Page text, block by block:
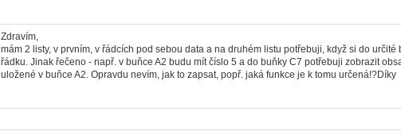
Zdravím,
mám 2 listy, v prvním, v řádcích pod sebou data a na druhém listu potřebuji, když si do
řádku. Jinak řečeno - např. v buňce A2 budu mít číslo 5 a do buňky C7 potřebuji zobrazit
uložené v buňce A2. Opravdu nevím, jak to zapsat, popř. jaká funkce je k tomu určená!?Díky